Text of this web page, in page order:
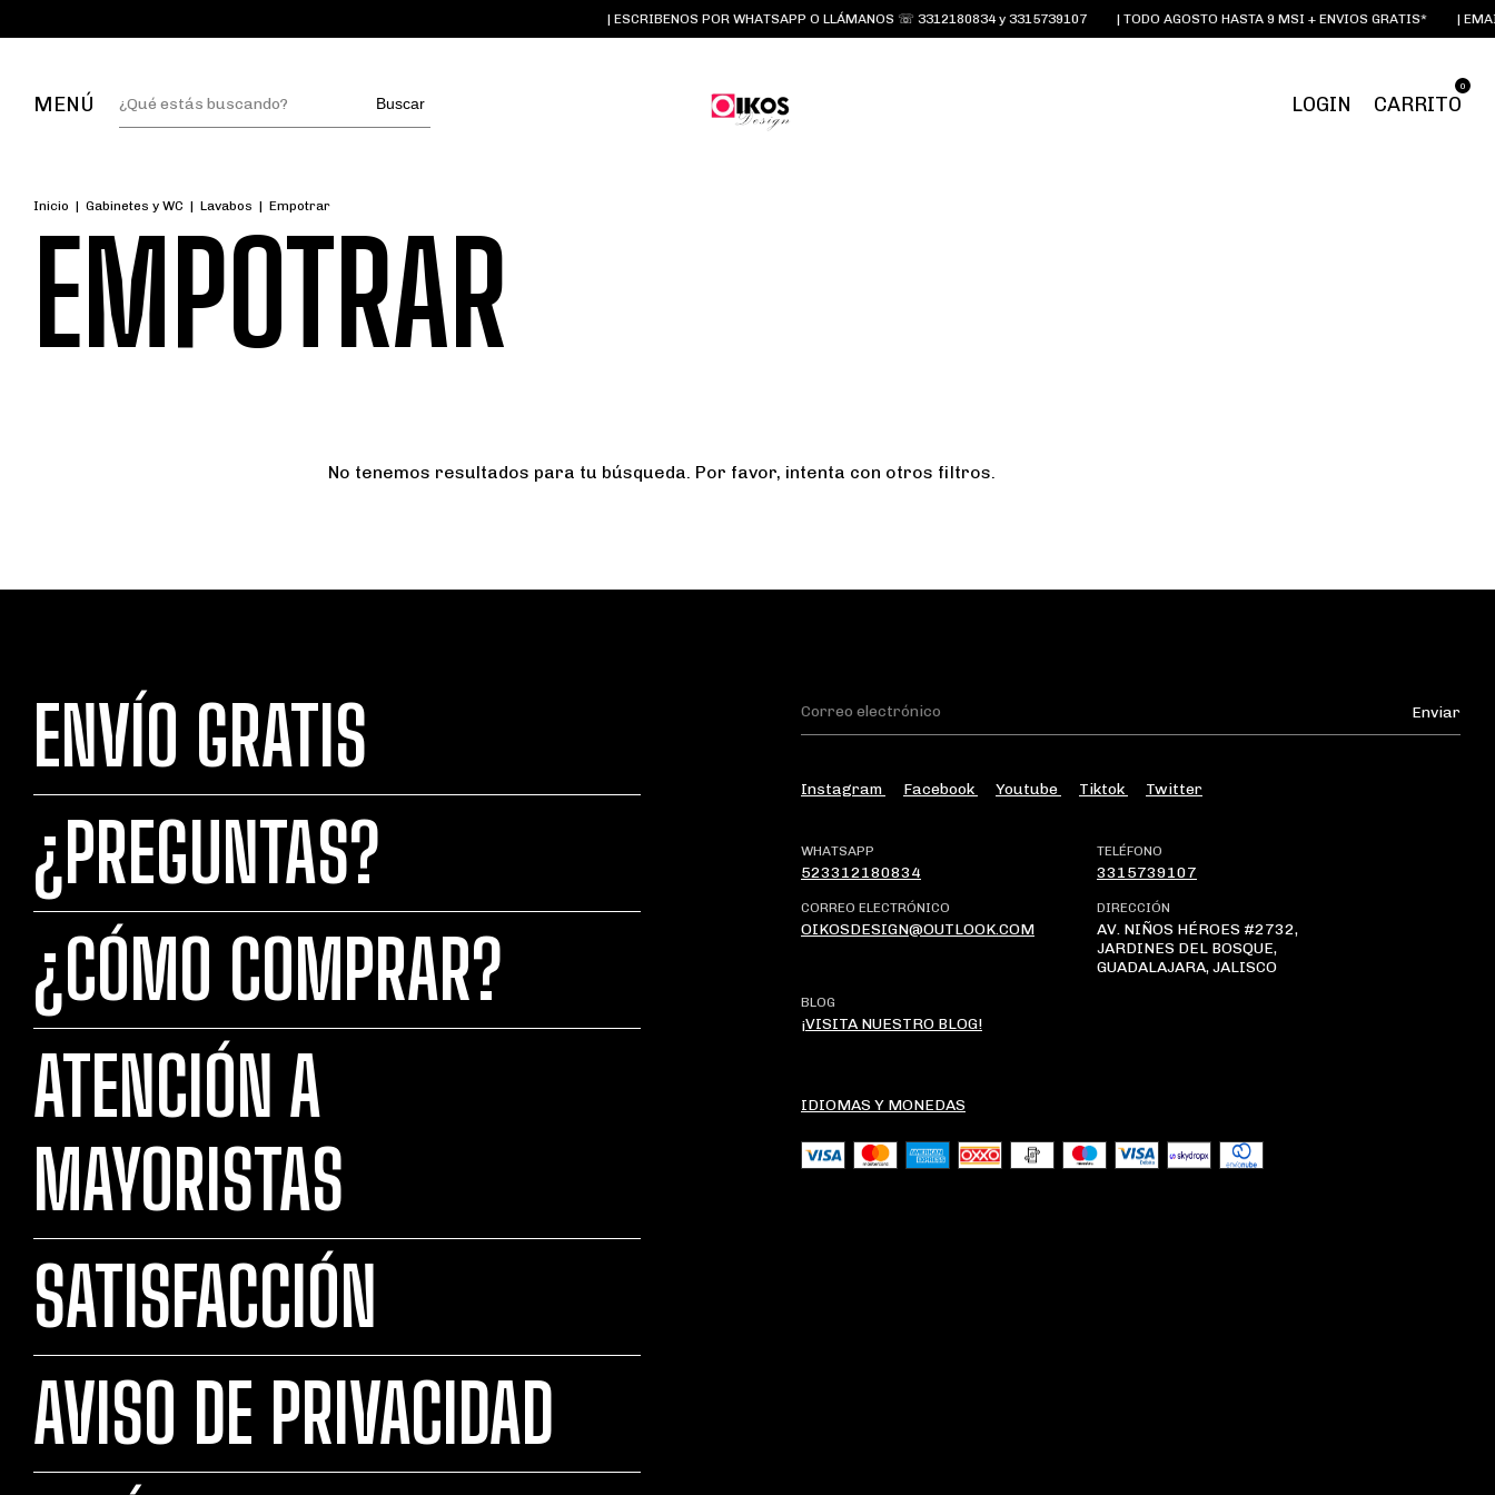
| ESCRIBENOS POR WHATSAPP O LLÁMANOS ☏ 3312180834 y 3315739107 | TODO AGOSTO HASTA 9 MSI + ENVIOS GRATIS* | EMAIL:
MENÚ Buscar LOGIN CARRITO
0
Inicio | Gabinetes y WC | Lavabos | Empotrar
EMPOTRAR
No tenemos resultados para tu búsqueda. Por favor, intenta con otros filtros.
ENVÍO GRATIS
¿PREGUNTAS?
¿CÓMO COMPRAR?
ATENCIÓN A
MAYORISTAS
SATISFACCIÓN
AVISO DE PRIVACIDAD
Instagram Facebook Youtube Tiktok Twitter
WHATSAPP
523312180834
TELÉFONO
3315739107
CORREO ELECTRÓNICO
OIKOSDESIGN@OUTLOOK.COM
DIRECCIÓN
AV. NIÑOS HÉROES #2732,
JARDINES DEL BOSQUE,
GUADALAJARA, JALISCO
BLOG
¡VISITA NUESTRO BLOG!
IDIOMAS Y MONEDAS